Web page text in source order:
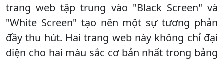
trang web tập trung vào "Black Screen" và
"White Screen" tạo nên một sự tương phản
đầy thu hút. Hai trang web này không chỉ đại
diện cho hai màu sắc cơ bản nhất trong bảng